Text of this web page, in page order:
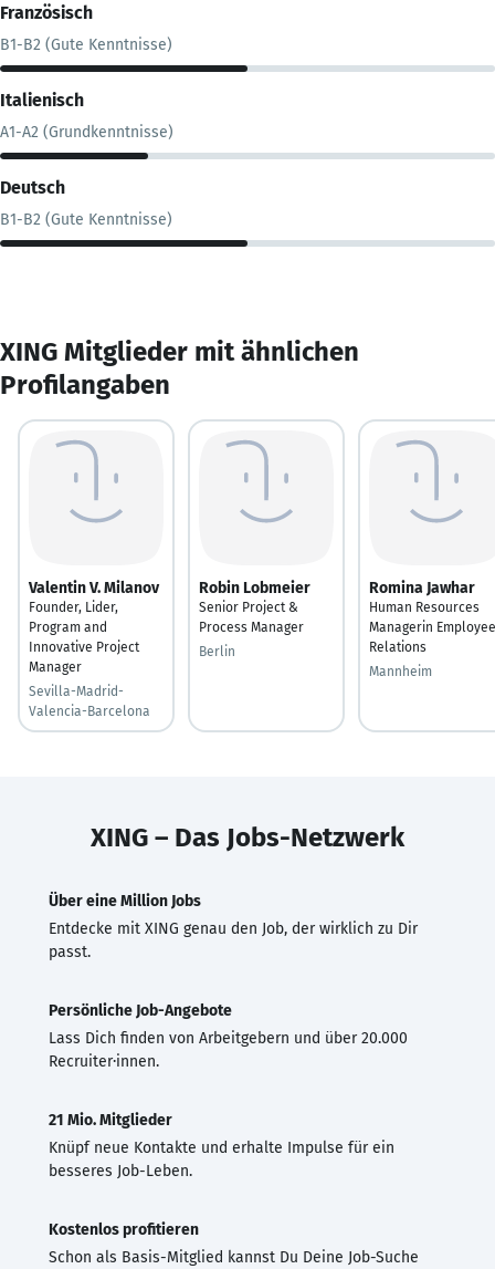
Französisch
B1-B2 (Gute Kenntnisse)
Italienisch
A1-A2 (Grundkenntnisse)
Deutsch
B1-B2 (Gute Kenntnisse)
XING Mitglieder mit ähnlichen
Profilangaben
Valentin V. Milanov
Founder, Lider,
Program and
Innovative Project
Manager
Sevilla-Madrid-
Valencia-Barcelona
Robin Lobmeier
Senior Project &
Process Manager
Berlin
Romina Jawhar
Human Resources
Managerin Employee
Relations
Mannheim
XING – Das Jobs-Netzwerk
Über eine Million Jobs
Entdecke mit XING genau den Job, der wirklich zu Dir
passt.
Persönliche Job-Angebote
Lass Dich finden von Arbeitgebern und über 20.000
Recruiter·innen.
21 Mio. Mitglieder
Knüpf neue Kontakte und erhalte Impulse für ein
besseres Job-Leben.
Kostenlos profitieren
Schon als Basis-Mitglied kannst Du Deine Job-Suche